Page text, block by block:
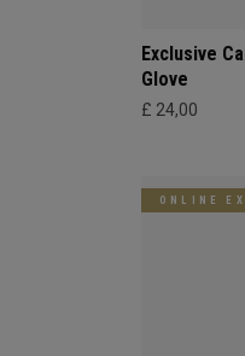
Exclusive
Glove
£ 24,00
ONLINE